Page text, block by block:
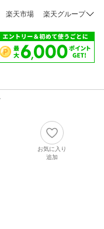
楽天市場 楽天グループ
お気に入り
追加